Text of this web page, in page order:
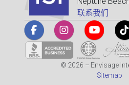
联系我们
© 2026 – Envisage
Sitemap